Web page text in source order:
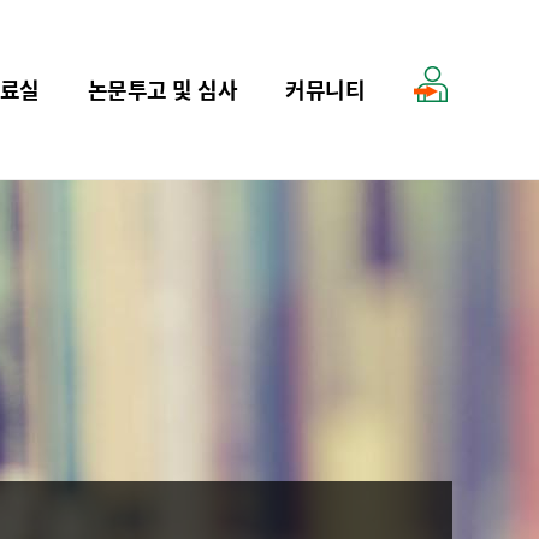
실 논문투고 및 심사 커뮤니티